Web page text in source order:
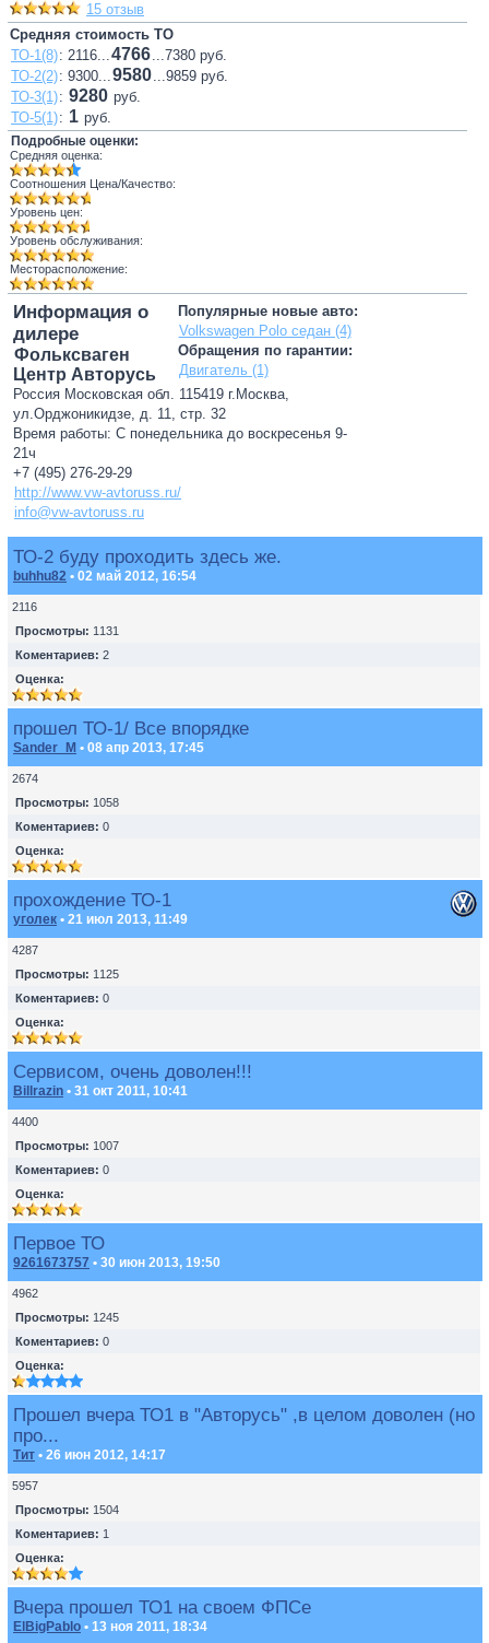
15 отзыв
Средняя стоимость ТО
ТО-1(8): 2116...4766...7380 руб.
ТО-2(2): 9300...9580...9859 руб.
ТО-3(1): 9280 руб.
ТО-5(1): 1 руб.
Подробные оценки:
Средняя оценка:
Соотношения Цена/Качество:
Уровень цен:
Уровень обслуживания:
Месторасположение:
Популярные новые авто:
Volkswagen Polo седан (4)
Обращения по гарантии:
Двигатель (1)
Информация о
дилере
Фольксваген
Центр Авторусь
Россия Московская обл. 115419 г.Москва,
ул.Орджоникидзе, д. 11, стр. 32
Время работы: С понедельника до воскресенья 9-
21ч
+7 (495) 276-29-29
http://www.vw-avtoruss.ru/
info@vw-avtoruss.ru
ТО-2 буду проходить здесь же.
buhhu82 • 02 май 2012, 16:54
2116
Просмотры: 1131
Коментариев: 2
Оценка:
прошел ТО-1/ Все впорядке
Sander_M • 08 апр 2013, 17:45
2674
Просмотры: 1058
Коментариев: 0
Оценка:
прохождение ТО-1
уголек • 21 июл 2013, 11:49
4287
Просмотры: 1125
Коментариев: 0
Оценка:
Сервисом, очень доволен!!!
Billrazin • 31 окт 2011, 10:41
4400
Просмотры: 1007
Коментариев: 0
Оценка:
Первое ТО
9261673757 • 30 июн 2013, 19:50
4962
Просмотры: 1245
Коментариев: 0
Оценка:
Прошел вчера ТО1 в "Авторусь" ,в целом доволен (но
про...
Тит • 26 июн 2012, 14:17
5957
Просмотры: 1504
Коментариев: 1
Оценка:
Вчера прошел ТО1 на своем ФПСе
ElBigPablo • 13 ноя 2011, 18:34